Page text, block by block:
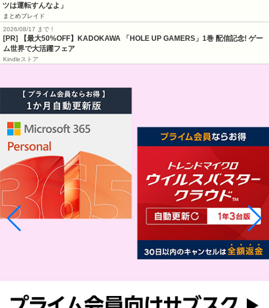
ツは運転すんなよ」
まとめブレイド
2026/08/17 まで！
[PR] 【最大50%OFF】KADOKAWA 「HOLE UP GAMERS」1巻 配信記念! ゲー
ム世界で大活躍フェア
Kindleストア